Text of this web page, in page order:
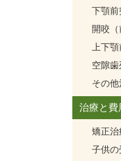
下顎前
開咬（
上下
空隙
その他
治療と費
矯正治
子供の